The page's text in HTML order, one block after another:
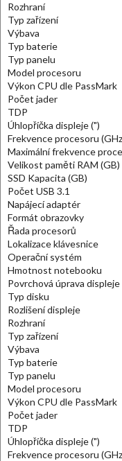
Rozhraní
Typ zařízení
Výbava
Typ baterie
Typ panelu
Model procesoru
Výkon CPU dle PassMark
Počet jader
TDP
Úhlopříčka displeje (")
Frekvence procesoru
Maximální frekvence
Velikost paměti RAM (GB)
SSD Kapacita (GB)
Počet USB 3.1
Napájecí adaptér
Formát obrazovky
Řada procesorů
Lokalizace klávesnice
Operační systém
Hmotnost notebooku
Povrchová úprava displeje
Typ disku
Rozlišení displeje
Rozhraní
Typ zařízení
Výbava
Typ baterie
Typ panelu
Model procesoru
Výkon CPU dle PassMark
Počet jader
TDP
Úhlopříčka displeje (")
Frekvence procesoru